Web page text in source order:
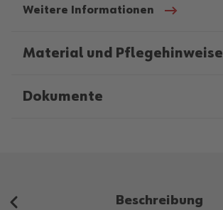
Weitere Informationen
Material und Pflegehinweise
Dokumente
Beschreibung